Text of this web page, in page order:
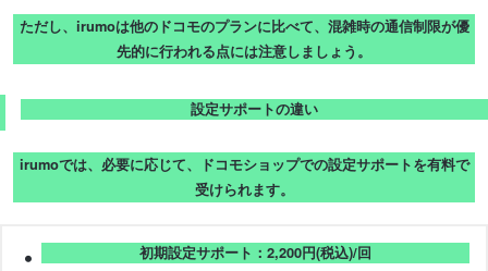
ただし、irumoは他のドコモのプランに比べて、混雑時の通信制限が優
先的に行われる点には注意しましょう。
設定サポートの違い
irumoでは、必要に応じて、ドコモショップでの設定サポートを有料で
受けられます。
初期設定サポート：2,200円(税込)/回